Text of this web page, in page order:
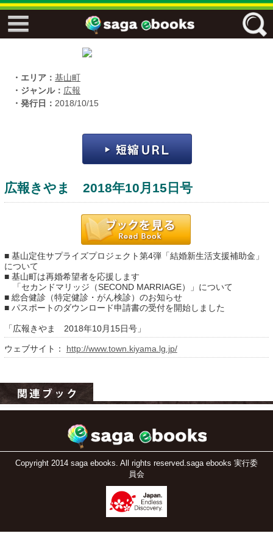
エリア
キーワード
・エリア： 基山町
・ジャンル： 広報
・発行日： 2018/10/15
広報きやま 2018年10月15日号
■ 基山定住サプライズプロジェクト第4弾「結婚新生活支援補助金」
について
■ 基山町は再婚希望者を応援します
「セカンドマリッジ（SECOND MARRIAGE）」について
■ 総合健診（特定健診・がん検診）のお知らせ
■ パスポートのダウンロード申請書の受付を開始しました
「広報きやま 2018年10月15日号」
ウェブサイト： http://www.town.kiyama.lg.jp/
Copyright 2014 saga ebooks. All rights reserved.saga ebooks 実行委
員会
↓↓ ebooks専用本棚 ↓↓
運営：福博印刷
saga ebooksとは
運営会社